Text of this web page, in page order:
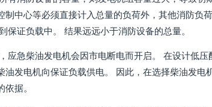
中心等必须直接计入总量的负荷外，其他消防负
证负载中。 结果远远小于消防设备的总量。
应急柴油发电机会因市电断电而开启。 在设计低
发电机向保证负载供电。 因此，在选择柴油发电
据。